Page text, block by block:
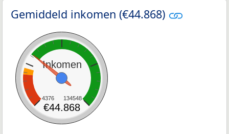
Gemiddeld inkomen (€44.868)
Inkomen
4376 134548
€44.868